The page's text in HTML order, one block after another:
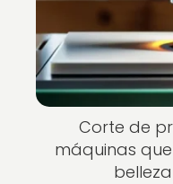
Corte de
máquinas